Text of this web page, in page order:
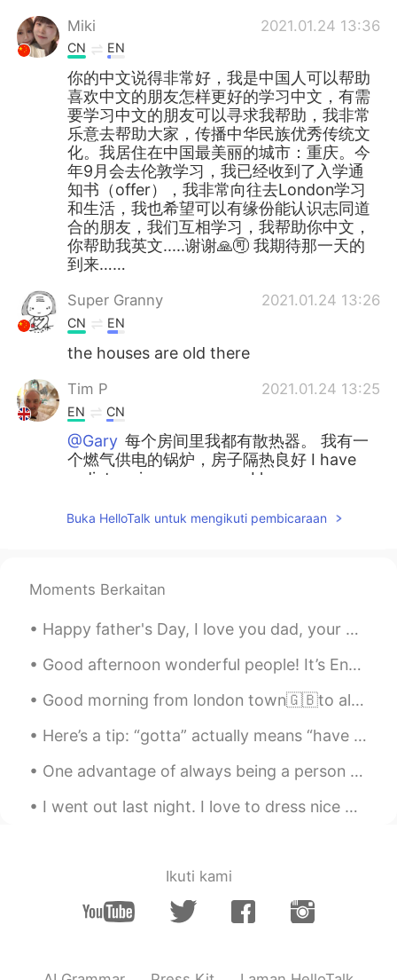
Miki 2021.01.24 13:36
CN EN
你的中文说得非常好，我是中国人可以帮助
喜欢中文的朋友怎样更好的学习中文，有需
要学习中文的朋友可以寻求我帮助，我非常
乐意去帮助大家，传播中华民族优秀传统文
化。我居住在中国最美丽的城市：重庆。今
年9月会去伦敦学习，我已经收到了入学通
知书（offer），我非常向往去London学习
和生活，我也希望可以有缘份能认识志同道
合的朋友，我们互相学习，我帮助你中文，
你帮助我英文.....谢谢🙏🉑️ 我期待那一天的
到来……
Super Granny 2021.01.24 13:26
CN EN
the houses are old there
Tim P 2021.01.24 13:25
EN CN
@Gary 每个房间里我都有散热器。 我有一
个燃气供电的锅炉，房子隔热良好 I have
radiators in every room. I have a gas-
insulated
Alice has no idea. 2021.01.24 13:23
CN EN
昨晚 在我的 镇市下雪
都是一片美景。（四周
看起来都很
漂亮。）
已经 在融化
明天它会消失
了
我希望你喜欢我的照片
Buka HelloTalk untuk mengikuti pembicaraan
Moments Berkaitan
Happy father's Day, I love you dad, your are all time hero you always treat me like princess👸,a...
Good afternoon wonderful people! It’s English practice time soon. Send me a message if you want...
Good morning from london town🇬🇧to all of you my friends where ever you are ! Maybe this day is no...
Here’s a tip: “gotta” actually means “have to” / “has to”. “Got to” isn’t grammatically correct...
One advantage of always being a person with a positive attitude is that you will always make a pe...
I went out last night. I love to dress nice when i go out.😎 Even though I'm always alone😂 Com...
Ikuti kami